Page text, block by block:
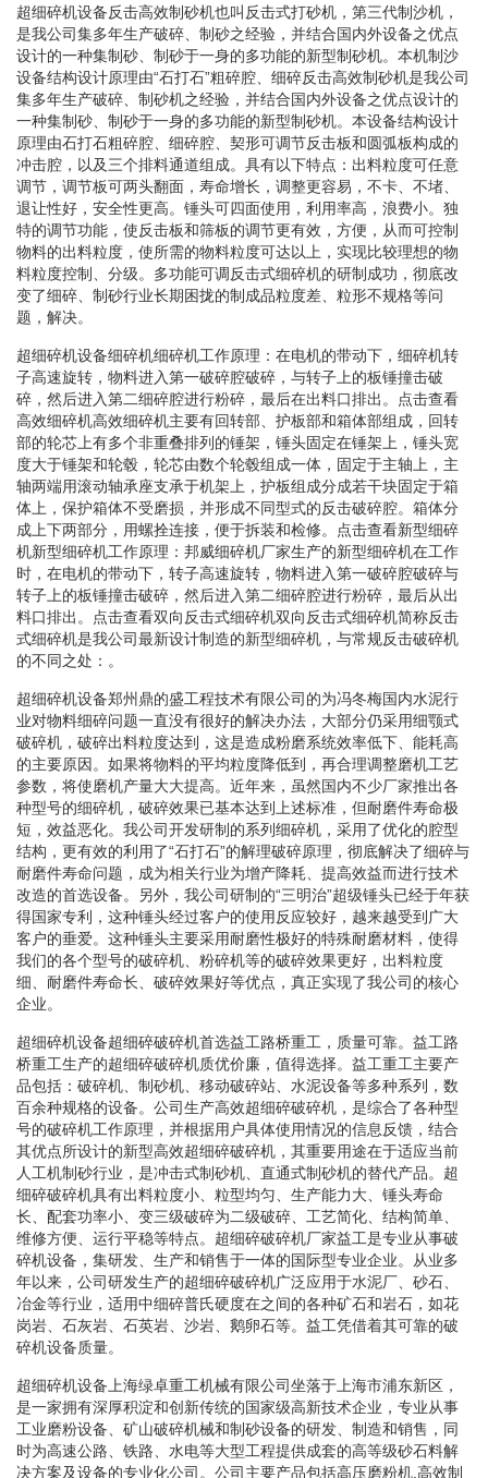
超细碎机设备反击高效制砂机也叫反击式打砂机，第三代制沙机，
是我公司集多年生产破碎、制砂之经验，并结合国内外设备之优点
设计的一种集制砂、制砂于一身的多功能的新型制砂机。本机制沙
设备结构设计原理由“石打石”粗碎腔、细碎反击高效制砂机是我公司
集多年生产破碎、制砂机之经验，并结合国内外设备之优点设计的
一种集制砂、制砂于一身的多功能的新型制砂机。本设备结构设计
原理由石打石粗碎腔、细碎腔、契形可调节反击板和圆弧板构成的
冲击腔，以及三个排料通道组成。具有以下特点：出料粒度可任意
调节，调节板可两头翻面，寿命增长，调整更容易，不卡、不堵、
退让性好，安全性更高。锤头可四面使用，利用率高，浪费小。独
特的调节功能，使反击板和筛板的调节更有效，方便，从而可控制
物料的出料粒度，使所需的物料粒度可达以上，实现比较理想的物
料粒度控制、分级。多功能可调反击式细碎机的研制成功，彻底改
变了细碎、制砂行业长期困拢的制成品粒度差、粒形不规格等问
题，解决。
超细碎机设备细碎机细碎机工作原理：在电机的带动下，细碎机转
子高速旋转，物料进入第一破碎腔破碎，与转子上的板锤撞击破
碎，然后进入第二细碎腔进行粉碎，最后在出料口排出。点击查看
高效细碎机高效细碎机主要有回转部、护板部和箱体部组成，回转
部的轮芯上有多个非重叠排列的锤架，锤头固定在锤架上，锤头宽
度大于锤架和轮毂，轮芯由数个轮毂组成一体，固定于主轴上，主
轴两端用滚动轴承座支承于机架上，护板组成分成若干块固定于箱
体上，保护箱体不受磨损，并形成不同型式的反击破碎腔。箱体分
成上下两部分，用螺拴连接，便于拆装和检修。点击查看新型细碎
机新型细碎机工作原理：邦威细碎机厂家生产的新型细碎机在工作
时，在电机的带动下，转子高速旋转，物料进入第一破碎腔破碎与
转子上的板锤撞击破碎，然后进入第二细碎腔进行粉碎，最后从出
料口排出。点击查看双向反击式细碎机双向反击式细碎机简称反击
式细碎机是我公司最新设计制造的新型细碎机，与常规反击破碎机
的不同之处：。
超细碎机设备郑州鼎的盛工程技术有限公司的为冯冬梅国内水泥行
业对物料细碎问题一直没有很好的解决办法，大部分仍采用细颚式
破碎机，破碎出料粒度达到，这是造成粉磨系统效率低下、能耗高
的主要原因。如果将物料的平均粒度降低到，再合理调整磨机工艺
参数，将使磨机产量大大提高。近年来，虽然国内不少厂家推出各
种型号的细碎机，破碎效果已基本达到上述标准，但耐磨件寿命极
短，效益恶化。我公司开发研制的系列细碎机，采用了优化的腔型
结构，更有效的利用了“石打石”的解理破碎原理，彻底解决了细碎与
耐磨件寿命问题，成为相关行业为增产降耗、提高效益而进行技术
改造的首选设备。另外，我公司研制的“三明治”超级锤头已经于年获
得国家专利，这种锤头经过客户的使用反应较好，越来越受到广大
客户的垂爱。这种锤头主要采用耐磨性极好的特殊耐磨材料，使得
我们的各个型号的破碎机、粉碎机等的破碎效果更好，出料粒度
细、耐磨件寿命长、破碎效果好等优点，真正实现了我公司的核心
企业。
超细碎机设备超细碎破碎机首选益工路桥重工，质量可靠。益工路
桥重工生产的超细碎破碎机质优价廉，值得选择。益工重工主要产
品包括：破碎机、制砂机、移动破碎站、水泥设备等多种系列，数
百余种规格的设备。公司生产高效超细碎破碎机，是综合了各种型
号的破碎机工作原理，并根据用户具体使用情况的信息反馈，结合
其优点所设计的新型高效超细碎破碎机，其重要用途在于适应当前
人工机制砂行业，是冲击式制砂机、直通式制砂机的替代产品。超
细碎破碎机具有出料粒度小、粒型均匀、生产能力大、锤头寿命
长、配套功率小、变三级破碎为二级破碎、工艺简化、结构简单、
维修方便、运行平稳等特点。超细碎破碎机厂家益工是专业从事破
碎机设备，集研发、生产和销售于一体的国际型专业企业。从业多
年以来，公司研发生产的超细碎破碎机广泛应用于水泥厂、砂石、
冶金等行业，适用中细碎普氏硬度在之间的各种矿石和岩石，如花
岗岩、石灰岩、石英岩、沙岩、鹅卵石等。益工凭借着其可靠的破
碎机设备质量。
超细碎机设备上海绿卓重工机械有限公司坐落于上海市浦东新区，
是一家拥有深厚积淀和创新传统的国家级高新技术企业，专业从事
工业磨粉设备、矿山破碎机械和制砂设备的研发、制造和销售，同
时为高速公路、铁路、水电等大型工程提供成套的高等级砂石料解
决方案及设备的专业化公司。公司主要产品包括高压磨粉机,高效制